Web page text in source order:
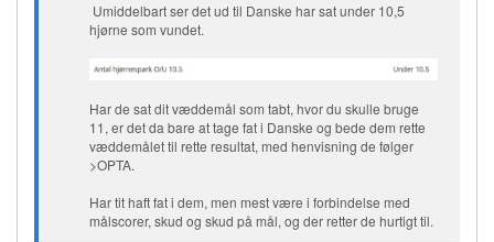
Umiddelbart ser det ud til Danske har sat under 10,5
hjørne som vundet.
Har de sat dit væddemål som tabt, hvor du skulle bruge
11, er det da bare at tage fat i Danske og bede dem rette
væddemålet til rette resultat, med henvisning de følger
>OPTA.
Har tit haft fat i dem, men mest være i forbindelse med
målscorer, skud og skud på mål, og der retter de hurtigt til.